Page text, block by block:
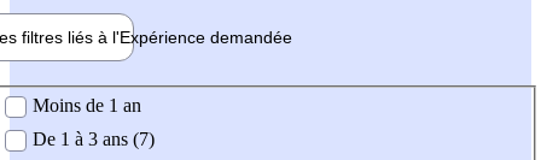
filtres liés à l'Expérience demandée
demandée
Moins de 1 an
De 1 à 3 ans (7)